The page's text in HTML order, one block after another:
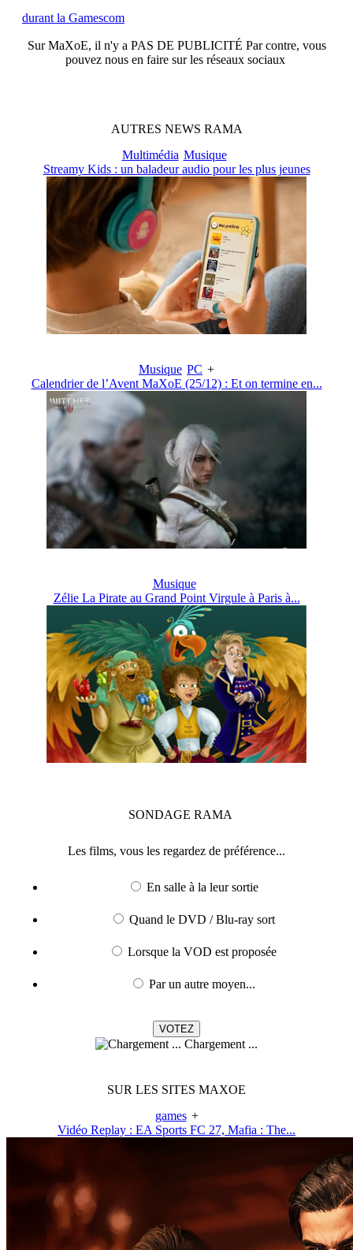
durant la Gamescom
SurMaXoE, il n'y a PAS DE PUBLICITÉ Par contre, vous
pouvez nous en faire sur les réseaux sociaux
AUTRES NEWS RAMA
Multimédia Musique
Streamy Kids : un baladeur audio pour les plus jeunes
Musique PC +
Calendrier de l’Avent MaXoE (25/12) : Et on termine en...
Musique
Zélie La Pirate au Grand Point Virgule à Paris à...
SONDAGE RAMA
Les films, vous les regardez de préférence...
En salle à la leur sortie
Quand le DVD / Blu-ray sort
Lorsque la VOD est proposée
Par un autre moyen...
Chargement ...
SUR LES SITES MAXOE
games +
Vidéo Replay : EA Sports FC 27, Mafia : The...